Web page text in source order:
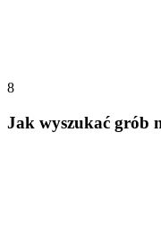
8
Jak wyszukać grób